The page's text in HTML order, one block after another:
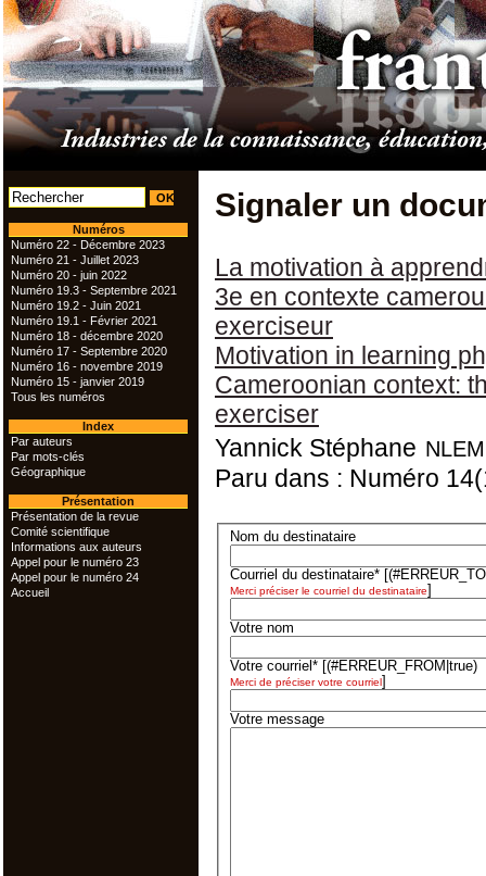
Numéros
Numéro 22 - Décembre 2023
Numéro 21 - Juillet 2023
Numéro 20 - juin 2022
Numéro 19.3 - Septembre 2021
Numéro 19.2 - Juin 2021
Numéro 19.1 - Février 2021
Numéro 18 - décembre 2020
Numéro 17 - Septembre 2020
Numéro 16 - novembre 2019
Numéro 15 - janvier 2019
Tous les numéros
Index
Par auteurs
Par mots-clés
Géographique
Présentation
Présentation de la revue
Comité scientifique
Informations aux auteurs
Appel pour le numéro 23
Appel pour le numéro 24
Accueil
Signaler un
La motivation à
3e en contexte
exerciseur
Motivation in learning
Cameroonian context:
exerciser
Yannick Stéphane
Paru dans : Numéro
Nom du destinataire
Courriel du destinataire*
Merci préciser le courriel du destinataire
Votre nom
Votre courriel* [(#ERREUR_FROM|true)
Merci de préciser votre courriel ]
Votre message